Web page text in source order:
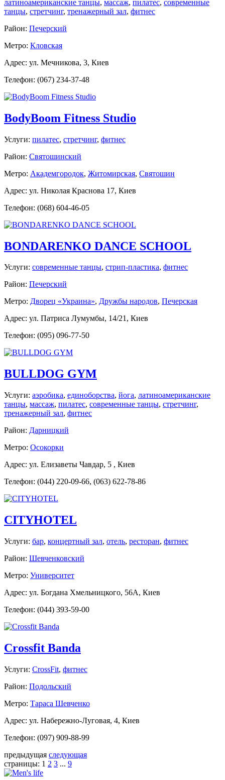
латиноамериканские танцы, массаж, пилатес, современные
танцы, стретчинг, тренажерный зал, фитнес
Район: Печерский
Метро: Кловская
Адрес: ул. Мечникова, 3, Киев
Телефон: (067) 234-37-48
BodyBoom Fitness Studio
Услуги: пилатес, стретчинг, фитнес
Район: Святошинский
Метро: Академгородок, Житомирская, Святошин
Адрес: ул. Николая Краснова 17, Киев
Телефон: (068) 604-46-05
BONDARENKO DANCE SCHOOL
Услуги: современные танцы, стрип-пластика, фитнес
Район: Печерский
Метро: Дворец «Украина», Дружбы народов, Печерская
Адрес: ул. Патриса Лумумбы, 14/21, Киев
Телефон: (095) 096-77-50
BULLDOG GYM
Услуги: аэробика, единоборства, йога, латиноамериканские
танцы, массаж, пилатес, современные танцы, стретчинг,
тренажерный зал, фитнес
Район: Дарницкий
Метро: Осокорки
Адрес: ул. Елизаветы Чавдар, 5 , Киев
Телефон: (044) 220-09-66, (063) 622-78-86
CITYHOTEL
Услуги: бар, концертный зал, отель, ресторан, фитнес
Район: Шевченковский
Метро: Университет
Адрес: ул. Богдана Хмельницкого, 56А, Киев
Телефон: (044) 393-59-00
Crossfit Banda
Услуги: CrossFit, фитнес
Район: Подольский
Метро: Тараса Шевченко
Адрес: ул. Набережно-Луговая, 4, Киев
Телефон: (097) 909-88-99
предыдущая следующая
страницы: 1 2 3 ... 9